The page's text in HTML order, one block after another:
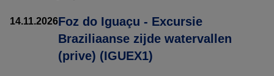
14.11.2026Foz do Iguaçu - Excursie
Braziliaanse zijde watervallen
(prive) (IGUEX1)